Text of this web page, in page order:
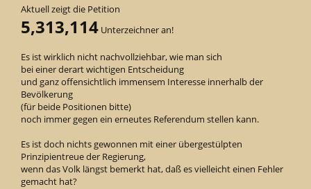
Aktuell zeigt die Petition
5,313,114 Unterzeichner an!
Es ist wirklich nicht nachvollziehbar, wie man sich
bei einer derart wichtigen Entscheidung
und ganz offensichtlich immensem Interesse innerhalb der
Bevölkerung
(für beide Positionen bitte)
noch immer gegen ein erneutes Referendum stellen kann.
Es ist doch nichts gewonnen mit einer übergestülpten
Prinzipientreue der Regierung,
wenn das Volk längst bemerkt hat, daß es vielleicht einen Fehler
gemacht hat?